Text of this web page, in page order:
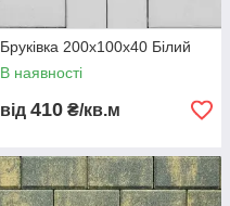
Бруківка 200х100х40 Білий
В наявності
від 410 ₴/кв.м